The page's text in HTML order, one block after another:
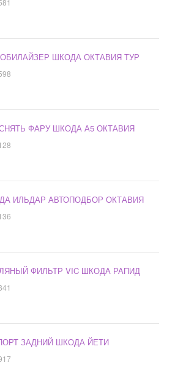
ШКОДА ОКТАВИЯ ТУР
ФАРУ ШКОДА А5 ОКТАВИЯ
ИЛЬДАР АВТОПОДБОР ОКТАВИЯ
ФИЛЬТР VIC ШКОДА РАПИД
ЗАДНИЙ ШКОДА ЙЕТИ